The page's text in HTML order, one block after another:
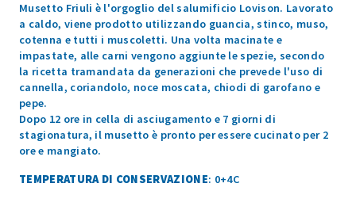
Musetto Friuli è l'orgoglio del salumificio Lovison. Lavorato
a caldo, viene prodotto utilizzando guancia, stinco, muso,
cotenna e tutti i muscoletti. Una volta macinate e
impastate, alle carni vengono aggiunte le spezie, secondo
la ricetta tramandata da generazioni che prevede l'uso di
cannella, coriandolo, noce moscata, chiodi di garofano e
pepe.
Dopo 12 ore in cella di asciugamento e 7 giorni di
stagionatura, il musetto è pronto per essere cucinato per 2
ore e mangiato.
TEMPERATURA DI CONSERVAZIONE: 0+4C